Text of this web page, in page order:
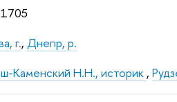
г.,Днепр, р.
Каменский Н.Н., историк ,